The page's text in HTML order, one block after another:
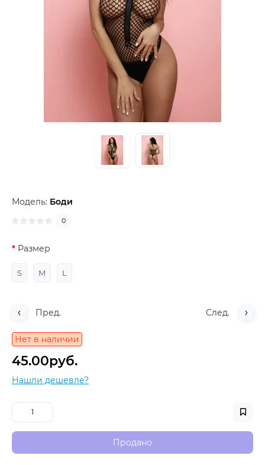
Модель: Боди
0
Размер
S M L
Пред. След.
Нет в наличии
45.00руб.
Нашли дешевле?
Продано